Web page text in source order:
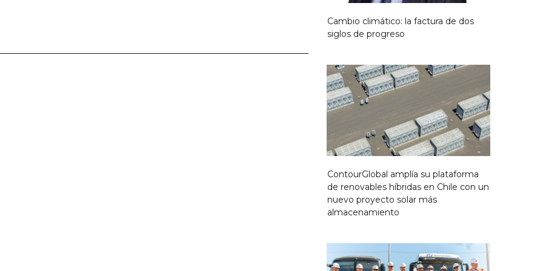
Cambio climático: la factura de dos
siglos de progreso
ContourGlobal amplía su plataforma
de renovables híbridas en Chile con un
nuevo proyecto solar más
almacenamiento